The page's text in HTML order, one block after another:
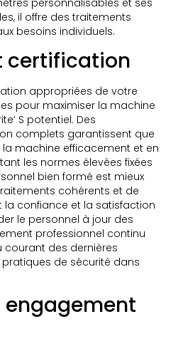
personnalisables et ses
il offre des traitements
besoins individuels.
certification
appropriées de votre
pour maximiser la machine
S potentiel. Des
complets garantissent que
machine efficacement et en
les normes élevées fixées
bien formé est mieux
cohérents et de
la confiance et la satisfaction
le personnel à jour des
professionnel continu
courant des dernières
de sécurité dans
engagement